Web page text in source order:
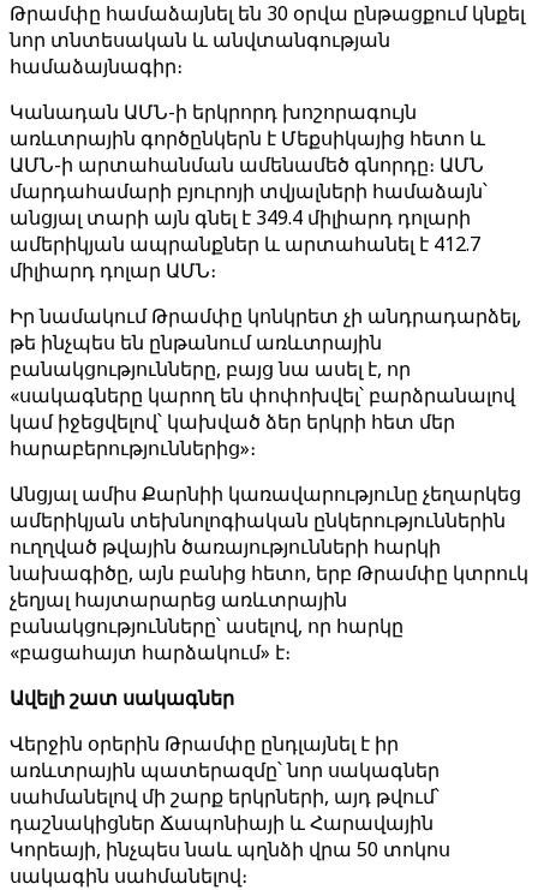
Թրամփը համաձայնել են 30 օրվա ընթացքում կնքել
նոր տնտեսական և անվտանգության
համաձայնագիր։
Կանադան ԱՄՆ-ի երկրորդ խոշորագույն
առևտրային գործընկերն է Մեքսիկայից հետո և
ԱՄՆ-ի արտահանման ամենամեծ գնորդը։ ԱՄՆ
մարդահամարի բյուրոյի տվյալների համաձայն՝
անցյալ տարի այն գնել է 349.4 միլիարդ դոլարի
ամերիկյան ապրանքներ և արտահանել է 412.7
միլիարդ դոլար ԱՄՆ։
Իր նամակում Թրամփը կոնկրետ չի անդրադարձել,
թե ինչպես են ընթանում առևտրային
բանակցությունները, բայց նա ասել է, որ
«սակագները կարող են փոփոխվել՝ բարձրանալով
կամ իջեցվելով՝ կախված ձեր երկրի հետ մեր
հարաբերություններից»։
Անցյալ ամիս Քարնիի կառավարությունը չեղարկեց
ամերիկյան տեխնոլոգիական ընկերություններին
ուղղված թվային ծառայությունների հարկի
նախագիծը, այն բանից հետո, երբ Թրամփը կտրուկ
չեղյալ հայտարարեց առևտրային
բանակցությունները՝ ասելով, որ հարկը
«բացահայտ հարձակում» է։
Ավելի շատ սակագներ
Վերջին օրերին Թրամփը ընդլայնել է իր
առևտրային պատերազմը՝ նոր սակագներ
սահմանելով մի շարք երկրների, այդ թվում՝
դաշնակիցներ Ճապոնիայի և Հարավային
Կորեայի, ինչպես նաև պղնձի վրա 50 տոկոս
սակագին սահմանելով։